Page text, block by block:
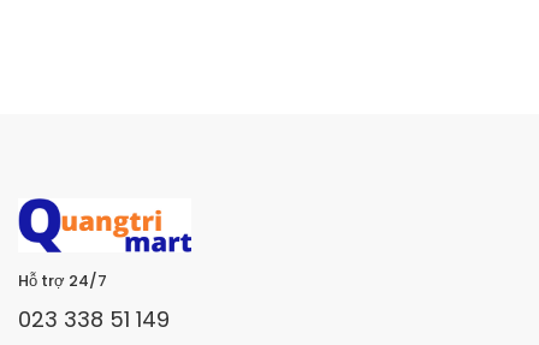
Hỗ trợ 24/7
023 338 51 149